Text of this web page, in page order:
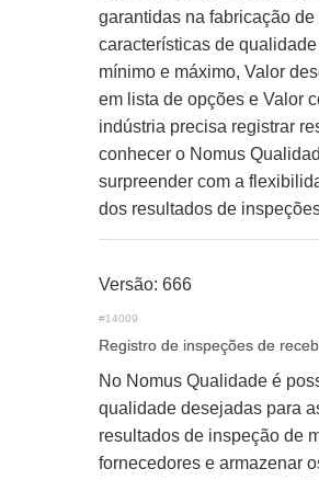
garantidas na fabricação
características de
mínimo e máximo, Valor
em lista de opções e Valor
indústria precisa registrar
conhecer o Nomus
surpreender com a
dos resultados de
Versão: 666
#14009
Registro de inspeções de
No Nomus Qualidade é
qualidade desejadas para
resultados de inspeção de
fornecedores e armazenar